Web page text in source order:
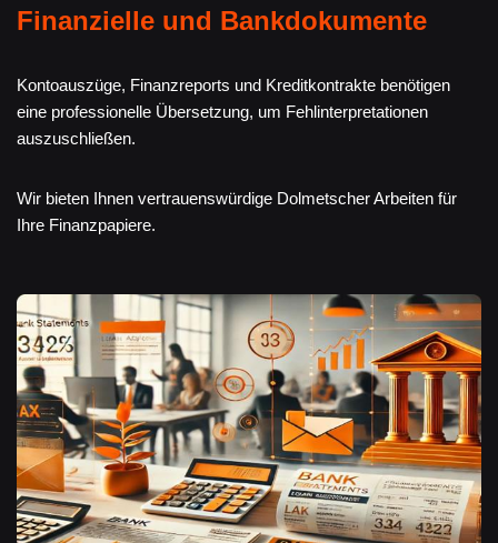
Finanzielle und Bankdokumente
Kontoauszüge, Finanzreports und Kreditkontrakte benötigen
eine professionelle Übersetzung, um Fehlinterpretationen
auszuschließen.
Wir bieten Ihnen vertrauenswürdige Dolmetscher Arbeiten für
Ihre Finanzpapiere.